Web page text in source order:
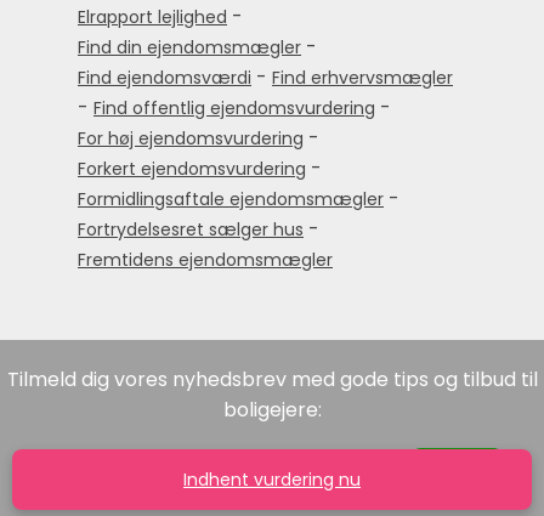
Elrapport lejlighed -
Find din ejendomsmægler -
Find ejendomsværdi - Find erhvervsmægler
- Find offentlig ejendomsvurdering -
For høj ejendomsvurdering -
Forkert ejendomsvurdering -
Formidlingsaftale ejendomsmægler -
Fortrydelsesret sælger hus -
Fremtidens ejendomsmægler
Tilmeld dig vores nyhedsbrev med gode tips og tilbud til
boligejere:
Indhent vurdering nu